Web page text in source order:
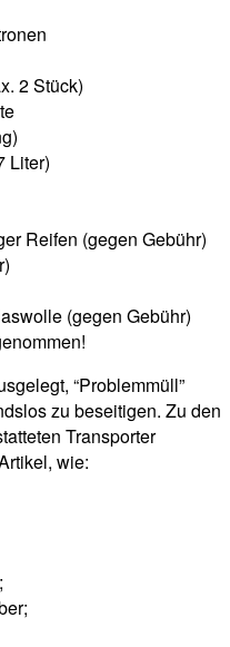
2 Stück)
Liter)
Reifen (gegen Gebühr)
(gegen Gebühr)
“Problemmüll”
zu beseitigen. Zu den
Transporter
wie: